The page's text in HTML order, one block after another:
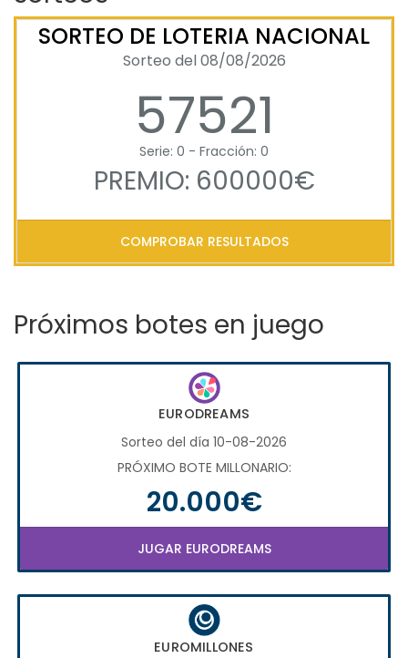
SORTEO DE LOTERIA NACIONAL
Sorteo del 08/08/2026
57521
Serie: 0 - Fracción: 0
PREMIO: 600000€
COMPROBAR RESULTADOS
Próximos botes en juego
EURODREAMS
Sorteo del día 10-08-2026
PRÓXIMO BOTE MILLONARIO:
20.000€
JUGAR EURODREAMS
EUROMILLONES